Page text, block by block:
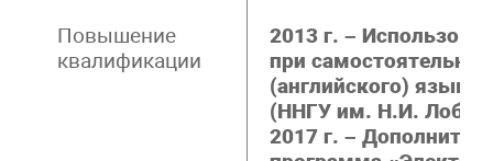
Повышение
квалификации
2013 г. –
при
(английского) языка
(ННГУ им. Н.И.
2017 г. –